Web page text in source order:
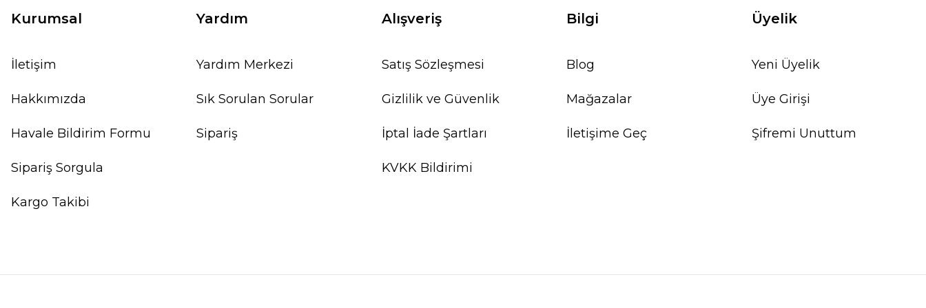
Kurumsal
İletişim
Hakkımızda
Havale Bildirim Formu
Sipariş Sorgula
Kargo Takibi
Yardım
Yardım Merkezi
Sık Sorulan Sorular
Sipariş
Alışveriş
Satış Sözleşmesi
Gizlilik ve Güvenlik
İptal İade Şartları
KVKK Bildirimi
Bilgi
Blog
Mağazalar
İletişime Geç
Üyelik
Yeni Üyelik
Üye Girişi
Şifremi Unuttum